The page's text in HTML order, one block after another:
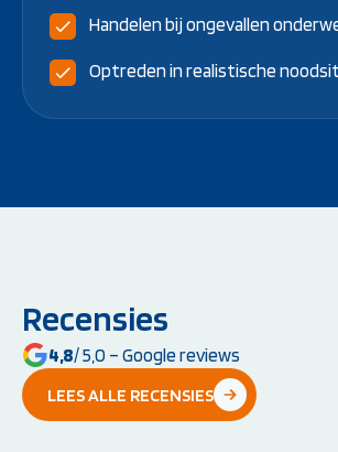
Handelen bij ongevallen
Optreden in realistische
Recensies
4,8/ 5,0 – Google reviews
LEES ALLE RECENSIES